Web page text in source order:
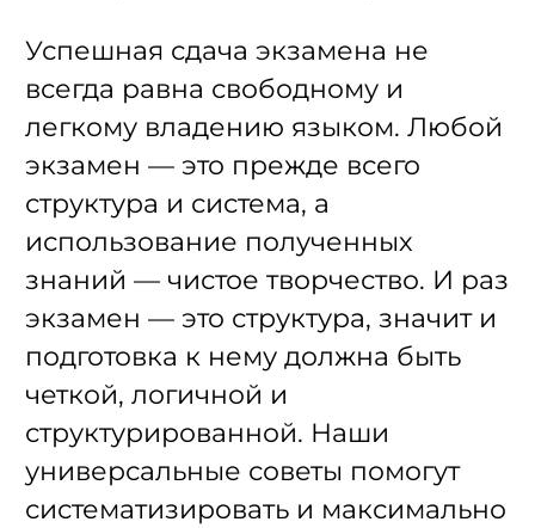
Успешная сдача экзамена не
всегда равна свободному и
легкому владению языком. Любой
экзамен — это прежде всего
структура и система, а
использование полученных
знаний — чистое творчество. И раз
экзамен — это структура, значит и
подготовка к нему должна быть
четкой, логичной и
структурированной. Наши
универсальные советы помогут
систематизировать и максимально